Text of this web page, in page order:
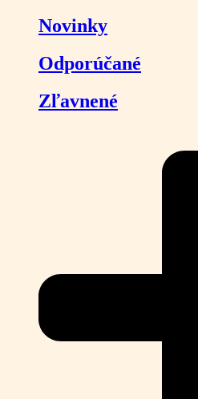
Novinky
Odporúčané
Zľavnené